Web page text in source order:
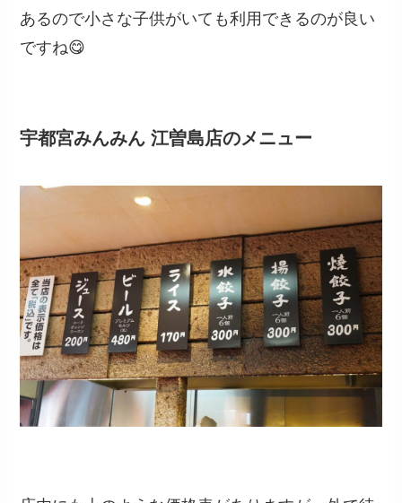
あるので小さな子供がいても利用できるのが良い
ですね😋
宇都宮みんみん 江曽島店のメニュー